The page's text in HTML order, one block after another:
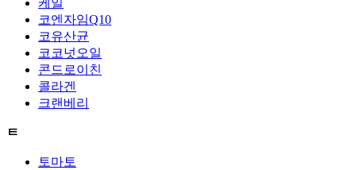
코엔자임Q10
코유산균
코코넛오일
콘드로이친
콜라겐
크랜베리
ㅌ
토마토